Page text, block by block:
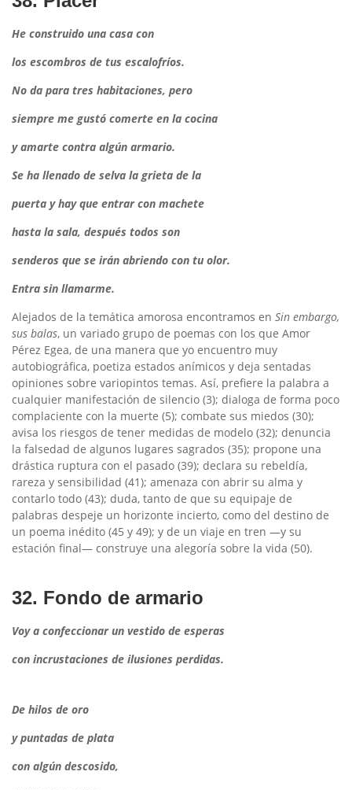
He construido una casa con
los escombros de tus escalofríos.
No da para tres habitaciones, pero
siempre me gustó comerte en la cocina
y amarte contra algún armario.
Se ha llenado de selva la grieta de la
puerta y hay que entrar con machete
hasta la sala, después todos son
senderos que se irán abriendo con tu olor.
Entra sin llamarme.
Alejados de la temática amorosa encontramos en Sin embargo,
sus balas, un variado grupo de poemas con los que Amor
Pérez Egea, de una manera que yo encuentro muy
autobiográfica, poetiza estados anímicos y deja sentadas
opiniones sobre variopintos temas. Así, prefiere la palabra a
cualquier manifestación de silencio (3); dialoga de forma poco
complaciente con la muerte (5); combate sus miedos (30);
avisa los riesgos de tener medidas de modelo (32); denuncia
la falsedad de algunos lugares sagrados (35); propone una
drástica ruptura con el pasado (39); declara su rebeldía,
rareza y sensibilidad (41); amenaza con abrir su alma y
contarlo todo (43); duda, tanto de que su equipaje de
palabras despeje un horizonte incierto, como del destino de
un poema inédito (45 y 49); y de un viaje en tren —y su
estación final— construye una alegoría sobre la vida (50).
32. Fondo de armario
Voy a confeccionar un vestido de esperas
con incrustaciones de ilusiones perdidas.
De hilos de oro
y puntadas de plata
con algún descosido,